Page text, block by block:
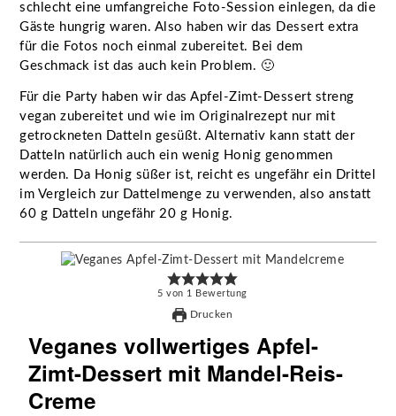
schlecht eine umfangreiche Foto-Session einlegen, da die
Gäste hungrig waren. Also haben wir das Dessert extra
für die Fotos noch einmal zubereitet. Bei dem
Geschmack ist das auch kein Problem. 🙂
Für die Party haben wir das Apfel-Zimt-Dessert streng
vegan zubereitet und wie im Originalrezept nur mit
getrockneten Datteln gesüßt. Alternativ kann statt der
Datteln natürlich auch ein wenig Honig genommen
werden. Da Honig süßer ist, reicht es ungefähr ein Drittel
im Vergleich zur Dattelmenge zu verwenden, also anstatt
60 g Datteln ungefähr 20 g Honig.
5 von 1 Bewertung
Drucken
Veganes vollwertiges Apfel-
Zimt-Dessert mit Mandel-Reis-
Creme